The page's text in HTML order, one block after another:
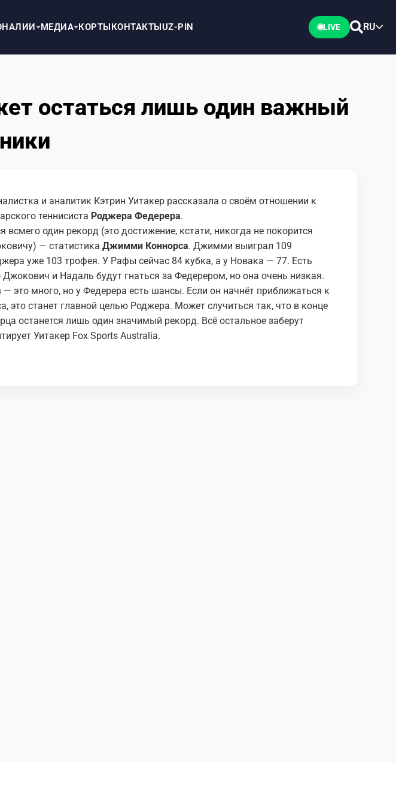
МЕДИА КОРТЫКОНТАКТЫUZ-PIN LIVE RU
остаться лишь один важный
и аналитик Кэтрин Уитакер рассказала о своём отношении к
теннисиста Роджера Федерера.
всмего один рекорд (это достижение, кстати, никогда не покорится
— статистика Джимми Коннорса. Джимми выиграл 109
уже 103 трофея. У Рафы сейчас 84 кубка, а у Новака — 77. Есть
Джокович и Надаль будут гнаться за Федерером, но она очень низкая.
— это много, но у Федерера есть шансы. Если он начнёт приближаться к
это станет главной целью Роджера. Может случиться так, что в конце
останется лишь один значимый рекорд. Всё остальное заберут
Уитакер Fox Sports Australia.